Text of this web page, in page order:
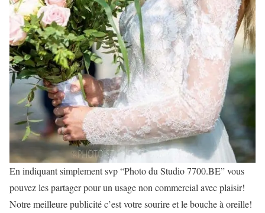
En indiquant simplement svp “Photo du Studio 7700.BE” vous
pouvez les partager pour un usage non commercial avec plaisir!
Notre meilleure publicité c’est votre sourire et le bouche à oreille!